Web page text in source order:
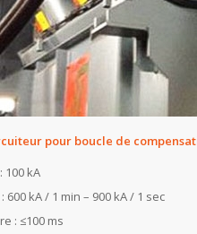
pour boucle de
100 kA
kA / 1 min – 900 kA / 1 sec
: ≤100 ms